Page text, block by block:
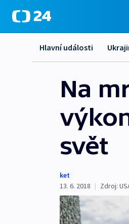
Hlavní události
Na
svět
ket
13. 6. 2018 | Zdroj: